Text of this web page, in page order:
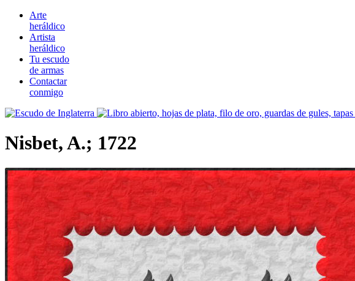
Arte
heráldico
Artista
heráldico
Tu escudo
de armas
Contactar
conmigo
Nisbet, A.; 1722